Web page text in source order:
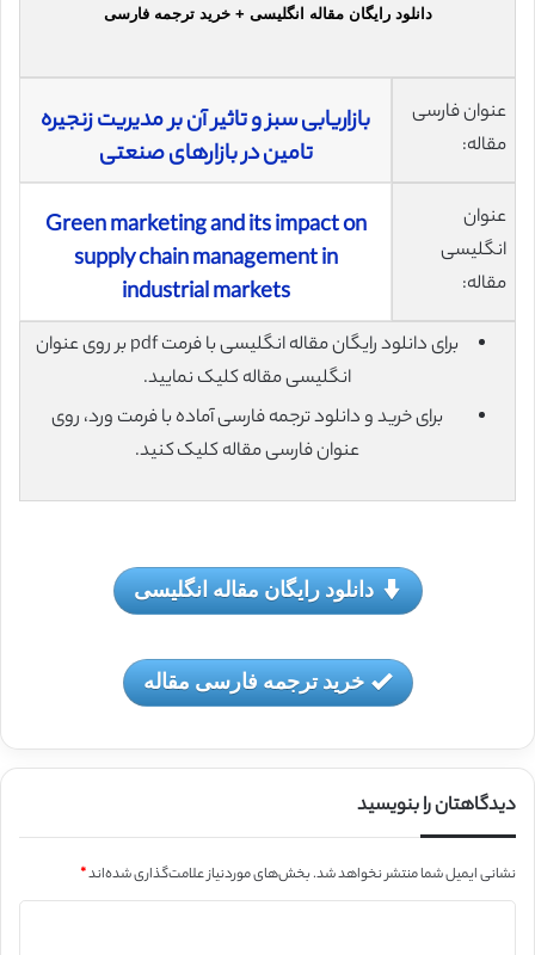
دانلود رایگان مقاله انگلیسی + خرید ترجمه فارسی
عنوان فارسی
مقاله:
بازاریابی سبز و تاثیر آن بر مدیریت زنجیره
تامین در بازارهای صنعتی
عنوان
انگلیسی
مقاله:
Green marketing and its impact on
supply chain management in
industrial markets
برای دانلود رایگان مقاله انگلیسی با فرمت pdf بر روی عنوان
انگلیسی مقاله کلیک نمایید.
برای خرید و دانلود ترجمه فارسی آماده با فرمت ورد، روی
عنوان فارسی مقاله کلیک کنید.
دانلود رایگان مقاله انگلیسی
خرید ترجمه فارسی مقاله
دیدگاهتان را بنویسید
نشانی ایمیل شما منتشر نخواهد شد.بخش‌های موردنیاز علامت‌گذاری شده‌اند*